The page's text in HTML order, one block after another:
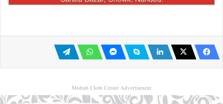
Misbah Cloth Center Advertisment